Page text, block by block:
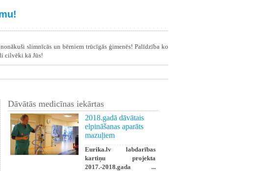
slimnīcās un bērniem trūcīgās ģimenēs! Palīdzība ko
cilvēki kā Jūs!
Dāvātās medicīnas iekārtas
2018.gadā dāvātais
elpināšanas aparāts
mazuļiem
Eurika.lv labdarības
kartiņu projekta
2017.-2018.gada ...